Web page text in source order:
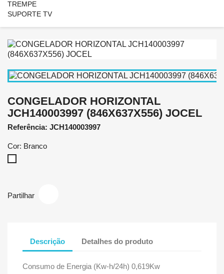
TREMPE
SUPORTE TV
CONGELADOR HORIZONTAL
JCH140003997 (846X637X556) JOCEL
Referência: JCH140003997
Cor: Branco
Partilhar
Descrição Detalhes do produto
Consumo de Energia (Kw-h/24h) 0,619Kw